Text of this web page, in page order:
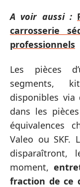
A voir aussi :
carrosserie
professionnels
Les pièces
segments,
disponibles via
dans les
équivalences
Valeo ou SKF.
disparaîtront,
moment,
fraction de ce